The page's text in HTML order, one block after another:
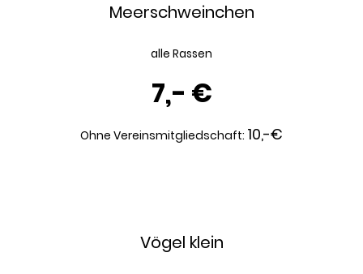
Meerschweinchen
alle Rassen
7,- €
Ohne Vereinsmitgliedschaft: 10,-€
Vögel klein